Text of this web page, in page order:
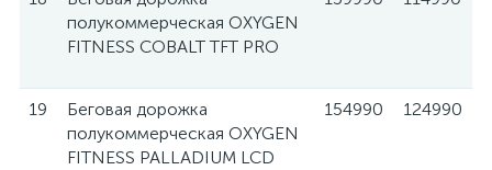
полукоммерческая OXYGEN
FITNESS COBALT TFT PRO
19
Беговая дорожка
полукоммерческая OXYGEN
FITNESS PALLADIUM LCD
154990 124990